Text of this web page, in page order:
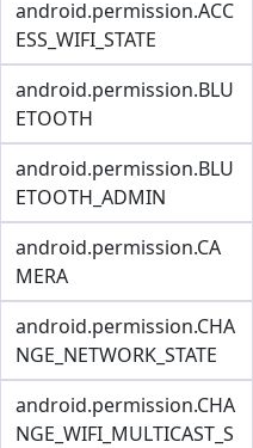
android.permission.ACC
ESS_WIFI_STATE
android.permission.BLU
ETOOTH
android.permission.BLU
ETOOTH_ADMIN
android.permission.CA
MERA
android.permission.CHA
NGE_NETWORK_STATE
android.permission.CHA
NGE_WIFI_MULTICAST_S